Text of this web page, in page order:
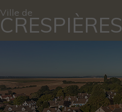
Ville de
CRESPIÈRES